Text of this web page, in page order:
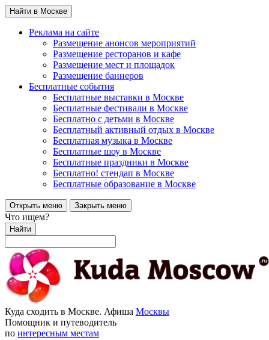
Найти в Москве
Реклама на сайте
Размещение анонсов мероприятий
Размещение ресторанов и кафе
Размещение мест и площадок
Размещение баннеров
Бесплатные события
Бесплатные выставки в Москве
Бесплатные фестивали в Москве
Бесплатно с детьми в Москве
Бесплатный активный отдых в Москве
Бесплатная музыка в Москве
Бесплатные шоу в Москве
Бесплатные праздники в Москве
Бесплатно! стендап в Москве
Бесплатные образование в Москве
Открыть меню Закрыть меню
Что ищем?
Найти
Куда сходить в Москве. Афиша Москвы
Помощник и путеводитель
по интересным местам